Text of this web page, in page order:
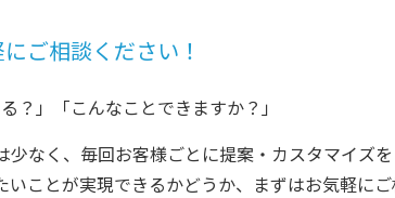
ご相談ください！
？」「こんなことできますか？」
なく、毎回お客様ごとに提案・カスタマイズを
ことが実現できるかどうか、まずはお気軽にご